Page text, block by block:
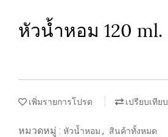
หัวน้ำหอม 120 ml.
เพิ่มรายการโปรด เปรียบเทียบ
หมวดหมู่ : หัวน้ำหอม , สินค้าทั้งหมด